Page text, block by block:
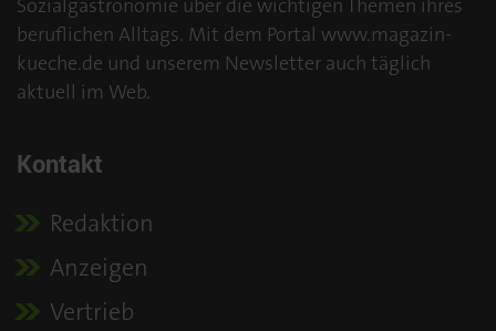
Sozialgastronomie über die wichtigen Themen ihres
beruflichen Alltags. Mit dem Portal www.magazin-
kueche.de und unserem Newsletter auch täglich
aktuell im Web.
Kontakt
Redaktion
Anzeigen
Vertrieb